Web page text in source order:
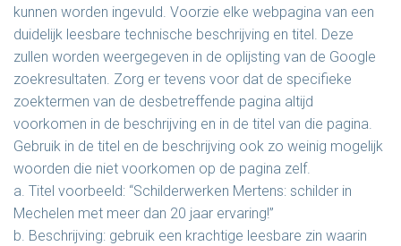
kunnen worden ingevuld. Voorzie elke webpagina van een
duidelijk leesbare technische beschrijving en titel. Deze
zullen worden weergegeven in de oplijsting van de Google
zoekresultaten. Zorg er tevens voor dat de specifieke
zoektermen van de desbetreffende pagina altijd
voorkomen in de beschrijving en in de titel van die pagina.
Gebruik in de titel en de beschrijving ook zo weinig mogelijk
woorden die niet voorkomen op de pagina zelf.
a. Titel voorbeeld: “Schilderwerken Mertens: schilder in
Mechelen met meer dan 20 jaar ervaring!”
b. Beschrijving: gebruik een krachtige leesbare zin waarin